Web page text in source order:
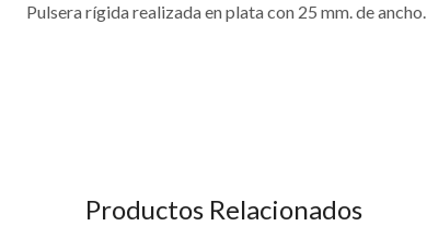
Pulsera rígida realizada en plata con 25 mm. de ancho.
Productos Relacionados